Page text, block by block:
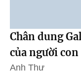
Chân dung
của người
Anh Thư